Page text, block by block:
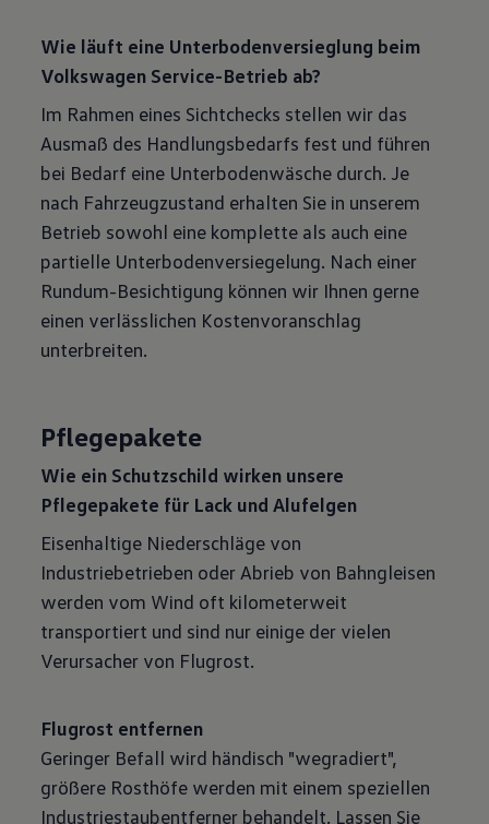
Wie läuft eine Unterbodenversieglung beim
Volkswagen Service-Betrieb ab?
Im Rahmen eines Sichtchecks stellen wir das
Ausmaß des Handlungsbedarfs fest und führen
bei Bedarf eine Unterbodenwäsche durch. Je
nach Fahrzeugzustand erhalten Sie in unserem
Betrieb sowohl eine komplette als auch eine
partielle Unterbodenversiegelung. Nach einer
Rundum-Besichtigung können wir Ihnen gerne
einen verlässlichen Kostenvoranschlag
unterbreiten.
Pflegepakete
Wie ein Schutzschild wirken unsere
Pflegepakete für Lack und Alufelgen
Eisenhaltige Niederschläge von
Industriebetrieben oder Abrieb von Bahngleisen
werden vom Wind oft kilometerweit
transportiert und sind nur einige der vielen
Verursacher von Flugrost.
Flugrost entfernen
Geringer Befall wird händisch "wegradiert",
größere Rosthöfe werden mit einem speziellen
Industriestaubentferner behandelt. Lassen Sie